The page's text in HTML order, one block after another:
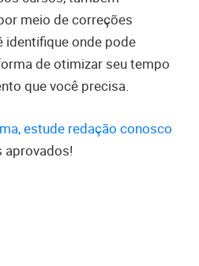
meio de correções
identifique onde pode
de otimizar seu tempo
que você precisa.
estude redação conosco
aprovados!